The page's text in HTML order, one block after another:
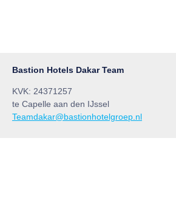
Bastion Hotels Dakar Team
KVK: 24371257
te Capelle aan den IJssel
Teamdakar@bastionhotelgroep.nl